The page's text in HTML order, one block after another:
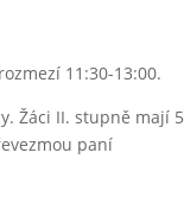
11:30-13:00.
Žáci II. stupně mají 5
paní